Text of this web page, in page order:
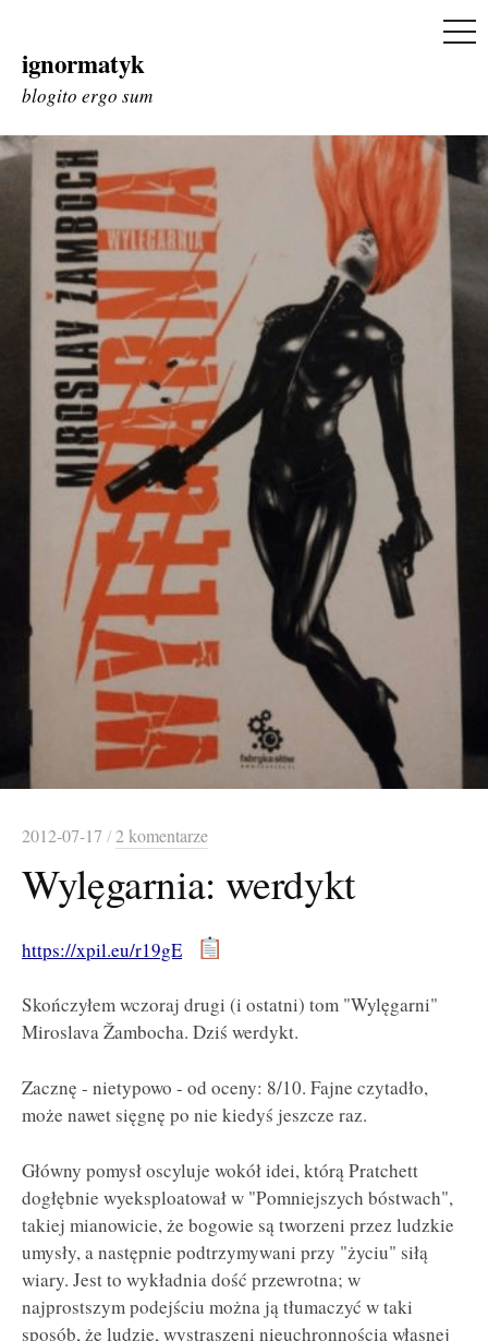
Skip
to
ignormatyk
blogito ergo sum
2012-07-17 /2 komentarze
Wylęgarnia: werdykt
https://xpil.eu/r19gE
Skończyłem wczoraj drugi (i ostatni) tom "Wylęgarni"
Miroslava Žambocha. Dziś werdykt.
Zacznę - nietypowo - od oceny: 8/10. Fajne czytadło,
może nawet sięgnę po nie kiedyś jeszcze raz.
Główny pomysł oscyluje wokół idei, którą Pratchett
dogłębnie wyeksploatował w "Pomniejszych bóstwach",
takiej mianowicie, że bogowie są tworzeni przez ludzkie
umysły, a następnie podtrzymywani przy "życiu" siłą
wiary. Jest to wykładnia dość przewrotna; w
najprostszym podejściu można ją tłumaczyć w taki
sposób, że ludzie, wystraszeni nieuchronnością własnej